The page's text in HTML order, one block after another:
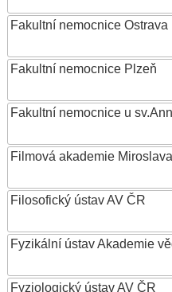
Fakultní nemocnice Ostrava
Fakultní nemocnice Plzeň
Fakultní nemocnice u
Filmová akademie
Filosofický ústav AV ČR
Fyzikální ústav Akademie
Fyziologický ústav AV ČR